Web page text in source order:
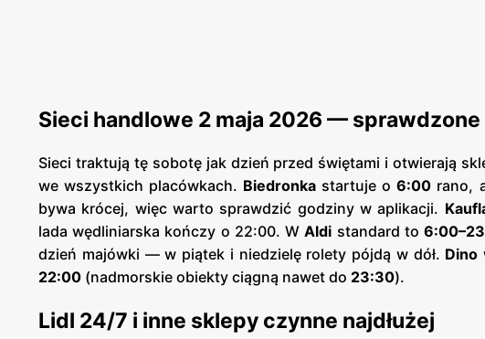
Sieci handlowe 2 maja 2026 —
Sieci traktują tę sobotę jak dzień przed świętami i otwierają
we wszystkich placówkach. Biedronka startuje o6:00 rano,
bywa krócej, więc warto sprawdzić godziny w aplikacji.
lada wędliniarska kończy o 22:00. WAldi standard to
dzień majówki — w piątek i niedzielę rolety pójdą w dół. Dino
22:00 (nadmorskie obiekty ciągną nawet do 23:30).
Lidl 24/7 i inne sklepy czynne najdłużej